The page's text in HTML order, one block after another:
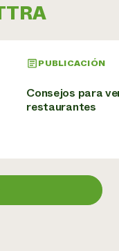
Energy
AgriSolar
PUBLICACIÓN
Consejos para
restaurantes